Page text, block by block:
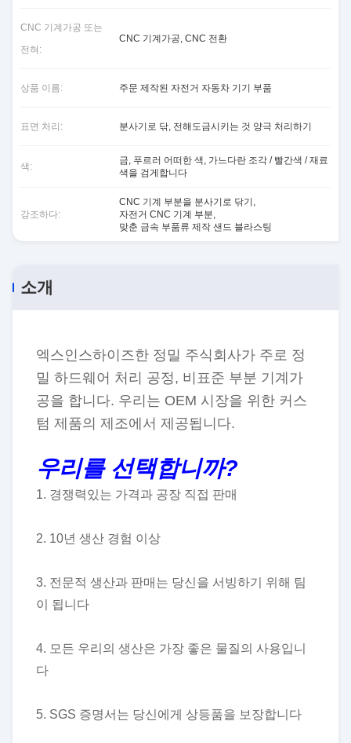
CNC 기계가공 또는
전혀:
CNC 기계가공, CNC 전환
상품 이름: 주문 제작된 자전거 자동차 기기 부품
표면 처리: 분사기로 닦, 전해도금시키는 것 양극 처리하기
색:
금, 푸르러 어떠한 색, 가느다란 조각 / 빨간색 / 재료
색을 검게합니다
강조하다:
CNC 기계 부분을 분사기로 닦기 ,
자전거 CNC 기계 부분,
맞춘 금속 부품류 제작 샌드 블라스팅
소개
엑스인스하이즈한 정밀 주식회사가 주로 정
밀 하드웨어 처리 공정, 비표준 부분 기계가
공을 합니다. 우리는 OEM 시장을 위한 커스
텀 제품의 제조에서 제공됩니다.
우리를 선택합니까?
1. 경쟁력있는 가격과 공장 직접 판매
2. 10년 생산 경험 이상
3. 전문적 생산과 판매는 당신을 서빙하기 위해 팀
이 됩니다
4. 모든 우리의 생산은 가장 좋은 물질의 사용입니
다
5. SGS 증명서는 당신에게 상등품을 보장합니다